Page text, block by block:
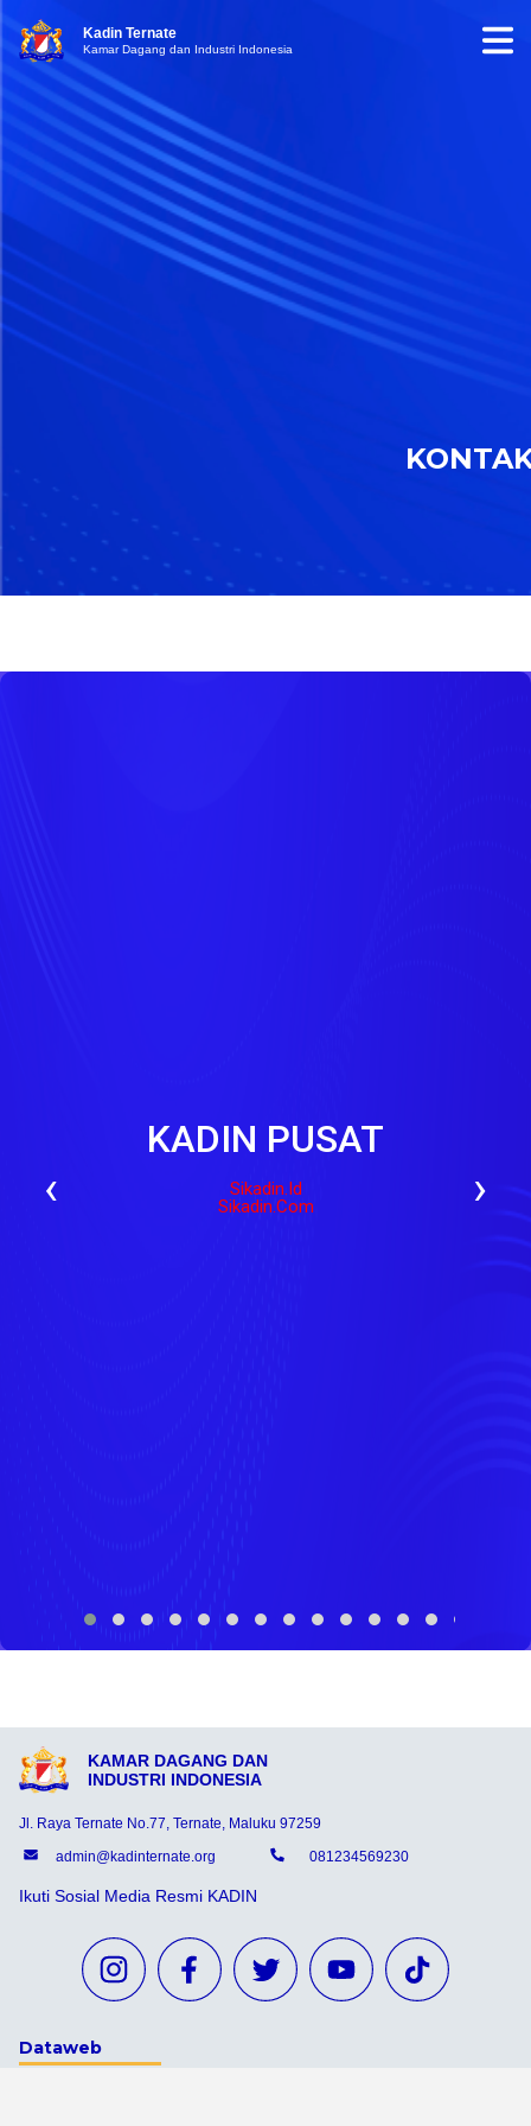
Kadin Ternate
Kamar Dagang dan Industri Indonesia
KADIN PUSAT
Sikadin.id
Sikadin.com
‹ ›
KAMAR DAGANG DAN
INDUSTRI INDONESIA
Jl. Raya Ternate No.77, Ternate, Maluku 97259
admin@kadinternate.org
081234569230
Ikuti Sosial Media Resmi KADIN
Dataweb